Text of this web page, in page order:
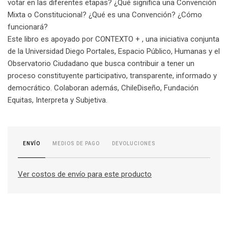
votar en las diferentes etapas? ¿Qué significa una Convención
Mixta o Constitucional? ¿Qué es una Convención? ¿Cómo
funcionará?
Este libro es apoyado por CONTEXTO + , una iniciativa conjunta
de la Universidad Diego Portales, Espacio Público, Humanas y el
Observatorio Ciudadano que busca contribuir a tener un
proceso constituyente participativo, transparente, informado y
democrático. Colaboran además, ChileDiseño, Fundación
Equitas, Interpreta y Subjetiva.
ENVÍO MEDIOS DE PAGO DEVOLUCIONES
Ver costos de envío para este producto